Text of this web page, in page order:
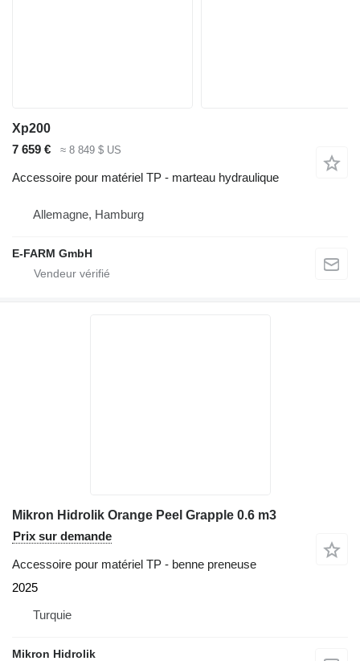
Xp200
7 659 €
≈ 8 849 $ US
Accessoire pour matériel TP - marteau hydraulique
Allemagne, Hamburg
E-FARM GmbH
Mikron Hidrolik Orange Peel Grapple 0.6 m3
Prix sur demande
Accessoire pour matériel TP - benne preneuse
2025
Turquie
Mikron Hidrolik